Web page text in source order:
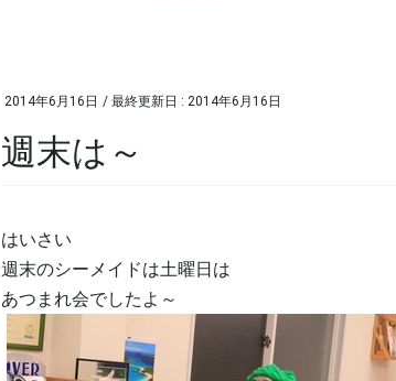
2014年6月16日 / 最終更新日 : 2014年6月16日
週末は～
はいさい
週末のシーメイドは土曜日は
あつまれ会でしたよ～